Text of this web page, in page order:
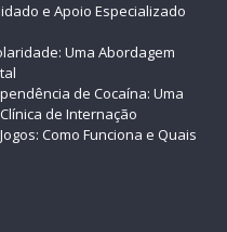
e Apoio Especializado
Uma Abordagem
de Cocaína: Uma
de Internação
Como Funciona e Quais